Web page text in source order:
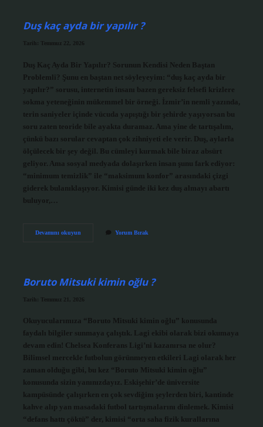
Duş kaç ayda bir yapılır ?
Tarih: Temmuz 22, 2026
Duş Kaç Ayda Bir Yapılır? Sorunun Kendisi Neden Baştan
Problemli? Şunu en baştan net söyleyeyim: “duş kaç ayda bir
yapılır?” sorusu, internetin insanı bazen gereksiz felsefi krizlere
sokma yeteneğinin mükemmel bir örneği. İzmir’in nemli yazında,
terin saniyeler içinde vücuda yapıştığı bir şehirde yaşıyorsan bu
soru zaten teoride bile ayakta duramaz. Ama yine de tartışalım,
çünkü bazı sorular cevaptan çok zihniyeti ele verir. Duş, aylarla
ölçülecek bir şey değil. Bu cümleyi kurmak bile biraz absürt
geliyor. Ama sosyal medyada dolaşırken insan şunu fark ediyor:
“minimum temizlik” ile “maksimum konfor” arasındaki çizgi
giderek bulanıklaşıyor. Kimisi günde iki kez duş almayı abartı
buluyor,…
Devamını okuyunDuş
Yorum Bırak
Boruto Mitsuki kimin oğlu ?
Tarih: Temmuz 21, 2026
Okuyucularımıza “Boruto Mitsuki kimin oğlu” konusunda
faydalı bilgiler sunmaya çalıştık. Lagi ekibi olarak bizi okumaya
devam edin! Chelsea Konferans Ligi’ni kazanırsa ne olur?
Bilimsel mercekle futbolun görünmeyen etkileri Lagi olarak her
zaman olduğu gibi, bu kez “Boruto Mitsuki kimin oğlu”
konusunda sizin yanınızdayız. Eskişehir’de üniversite
kampüsünde çalışırken en çok sevdiğim şeylerden biri, kantinde
kahve alıp yan masadaki futbol tartışmalarını dinlemek. Kimisi
“defans hattı çöktü” der, kimisi “orta saha fizik kurallarına